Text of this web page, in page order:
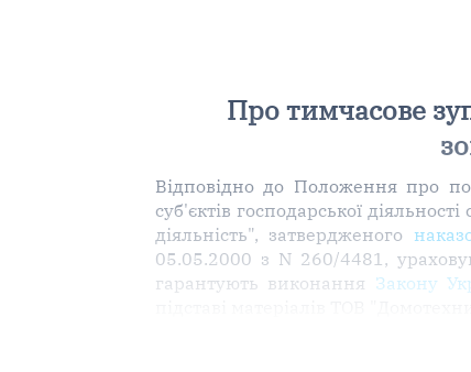
Про тимчасове
Відповідно до Положення про
суб'єктів господарської
діяльність", затвердженого
05.05.2000 з N 260/4481,
гарантують виконання Закону